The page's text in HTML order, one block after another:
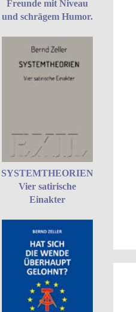
Freunde mit Niveau
und schrägem Humor.
SYSTEMTHEORIEN
Vier satirische
Einakter